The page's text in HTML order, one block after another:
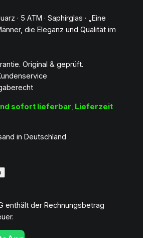
· 5 ATM · Saphirglas · „Eine
die Eleganz und Qualität im
Original & geprüft.
sofort lieferbar, Lieferzeit
in Deutschland
enthält der Rechnungsbetrag